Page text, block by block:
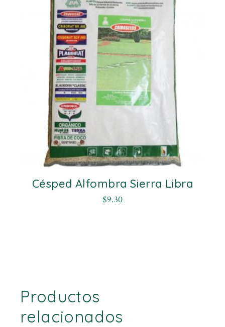
Césped Alfombra Sierra Libra
$9.30
Productos
relacionados